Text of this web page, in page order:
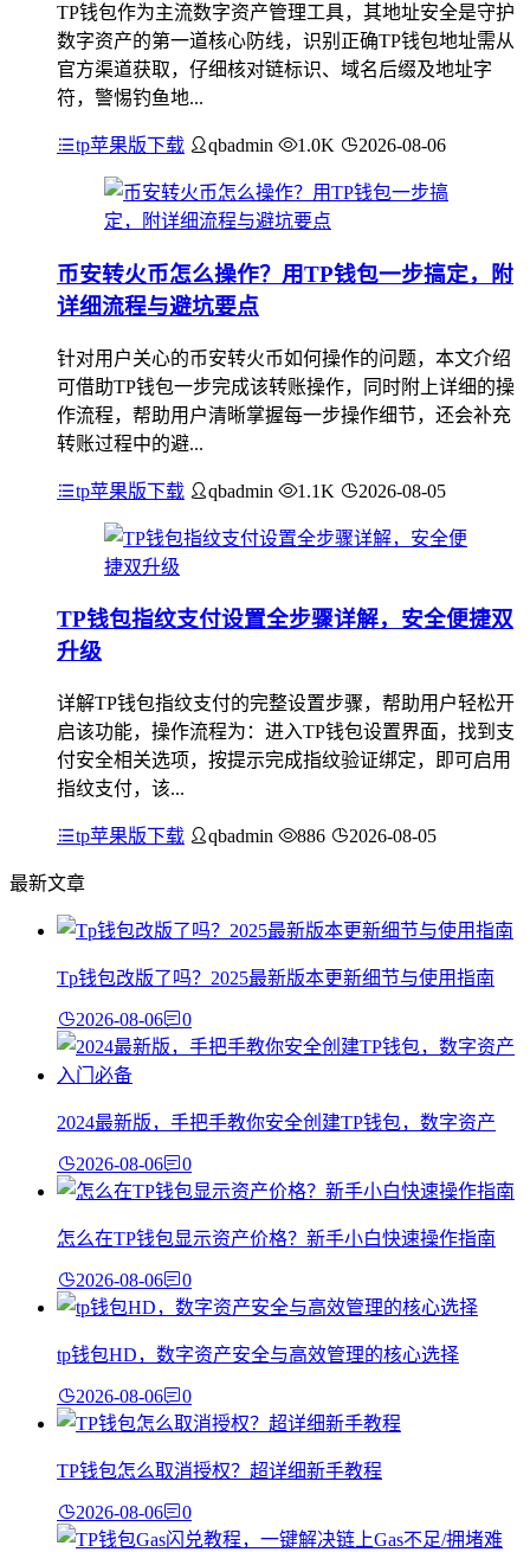
TP钱包作为主流数字资产管理工具，其地址安全是守护
数字资产的第一道核心防线，识别正确TP钱包地址需从
官方渠道获取，仔细核对链标识、域名后缀及地址字
符，警惕钓鱼地...
tp苹果版下载 qbadmin 1.0K 2026-08-06
币安转火币怎么操作？用TP钱包一步搞定，附
详细流程与避坑要点
针对用户关心的币安转火币如何操作的问题，本文介绍
可借助TP钱包一步完成该转账操作，同时附上详细的操
作流程，帮助用户清晰掌握每一步操作细节，还会补充
转账过程中的避...
tp苹果版下载 qbadmin 1.1K 2026-08-05
TP钱包指纹支付设置全步骤详解，安全便捷双
升级
详解TP钱包指纹支付的完整设置步骤，帮助用户轻松开
启该功能，操作流程为：进入TP钱包设置界面，找到支
付安全相关选项，按提示完成指纹验证绑定，即可启用
指纹支付，该...
tp苹果版下载 qbadmin 886 2026-08-05
最新文章
Tp钱包改版了吗？2025最新版本更新细节与使用指南
2026-08-06 0
2024最新版，手把手教你安全创建TP钱包，数字资产
2026-08-06 0
怎么在TP钱包显示资产价格？新手小白快速操作指南
2026-08-06 0
tp钱包HD，数字资产安全与高效管理的核心选择
2026-08-06 0
TP钱包怎么取消授权？超详细新手教程
2026-08-06 0